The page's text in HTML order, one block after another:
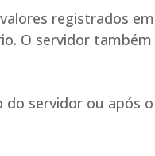
registrados
O servidor
servidor ou após